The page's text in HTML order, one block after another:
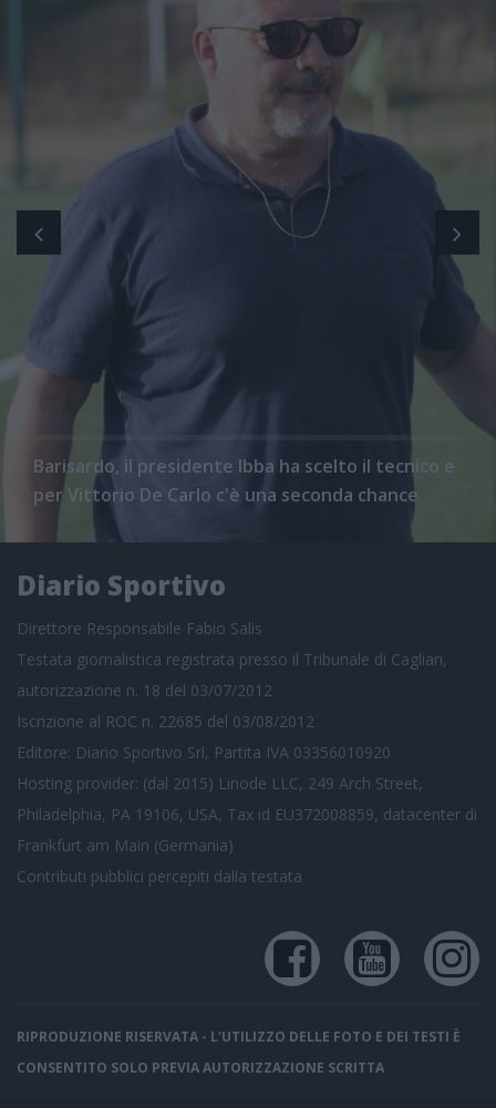
Barisardo, il presidente Ibba ha scelto il tecnico e
per Vittorio De Carlo c'è una seconda chance
Diario Sportivo
Direttore Responsabile Fabio Salis
Testata giornalistica registrata presso il Tribunale di Cagliari,
autorizzazione n. 18 del 03/07/2012
Iscrizione al ROC n. 22685 del 03/08/2012
Editore: Diario Sportivo Srl, Partita IVA 03356010920
Hosting provider: (dal 2015) Linode LLC, 249 Arch Street,
Philadelphia, PA 19106, USA, Tax id EU372008859, datacenter di
Frankfurt am Main (Germania)
Contributi pubblici percepiti dalla testata
RIPRODUZIONE RISERVATA - L'UTILIZZO DELLE FOTO E DEI TESTI È
CONSENTITO SOLO PREVIA AUTORIZZAZIONE SCRITTA